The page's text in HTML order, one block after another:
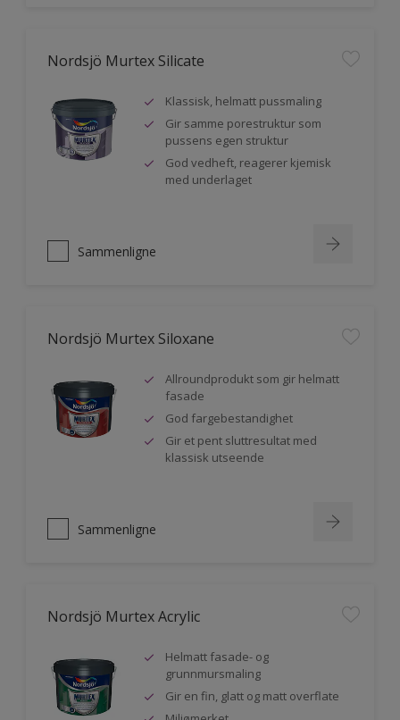
Nordsjö Murtex Silicate
Klassisk, helmatt pussmaling
Gir samme porestruktur som
pussens egen struktur
God vedheft, reagerer kjemisk
med underlaget
Sammenligne
Nordsjö Murtex Siloxane
Allroundprodukt som gir helmatt
fasade
God fargebestandighet
Gir et pent sluttresultat med
klassisk utseende
Sammenligne
Nordsjö Murtex Acrylic
Helmatt fasade- og
grunnmursmaling
Gir en fin, glatt og matt overflate